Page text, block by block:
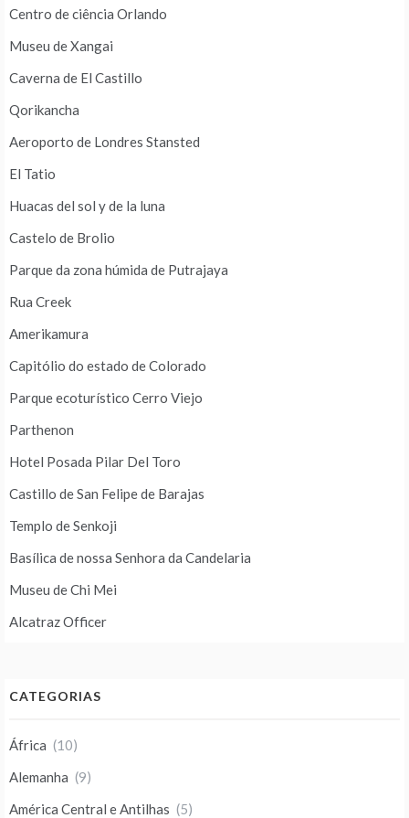
Centro de ciência Orlando
Museu de Xangai
Caverna de El Castillo
Qorikancha
Aeroporto de Londres Stansted
El Tatio
Huacas del sol y de la luna
Castelo de Brolio
Parque da zona húmida de Putrajaya
Rua Creek
Amerikamura
Capitólio do estado de Colorado
Parque ecoturístico Cerro Viejo
Parthenon
Hotel Posada Pilar Del Toro
Castillo de San Felipe de Barajas
Templo de Senkoji
Basílica de nossa Senhora da Candelaria
Museu de Chi Mei
Alcatraz Officer
CATEGORIAS
África (10)
Alemanha (9)
América Central e Antilhas (5)